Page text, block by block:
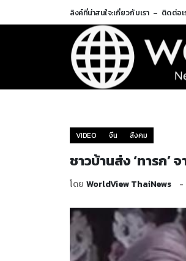
ลิงค์ที่น่าสนใจ:เกี่ยวกับเรา ติดต่อ
VIDEO จีน สังคม
ชาวบ้านส่ง ‘ทารก’
โดย WorldView ThaiNews